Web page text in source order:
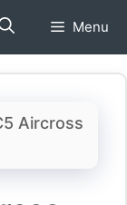
Menu
Aircross